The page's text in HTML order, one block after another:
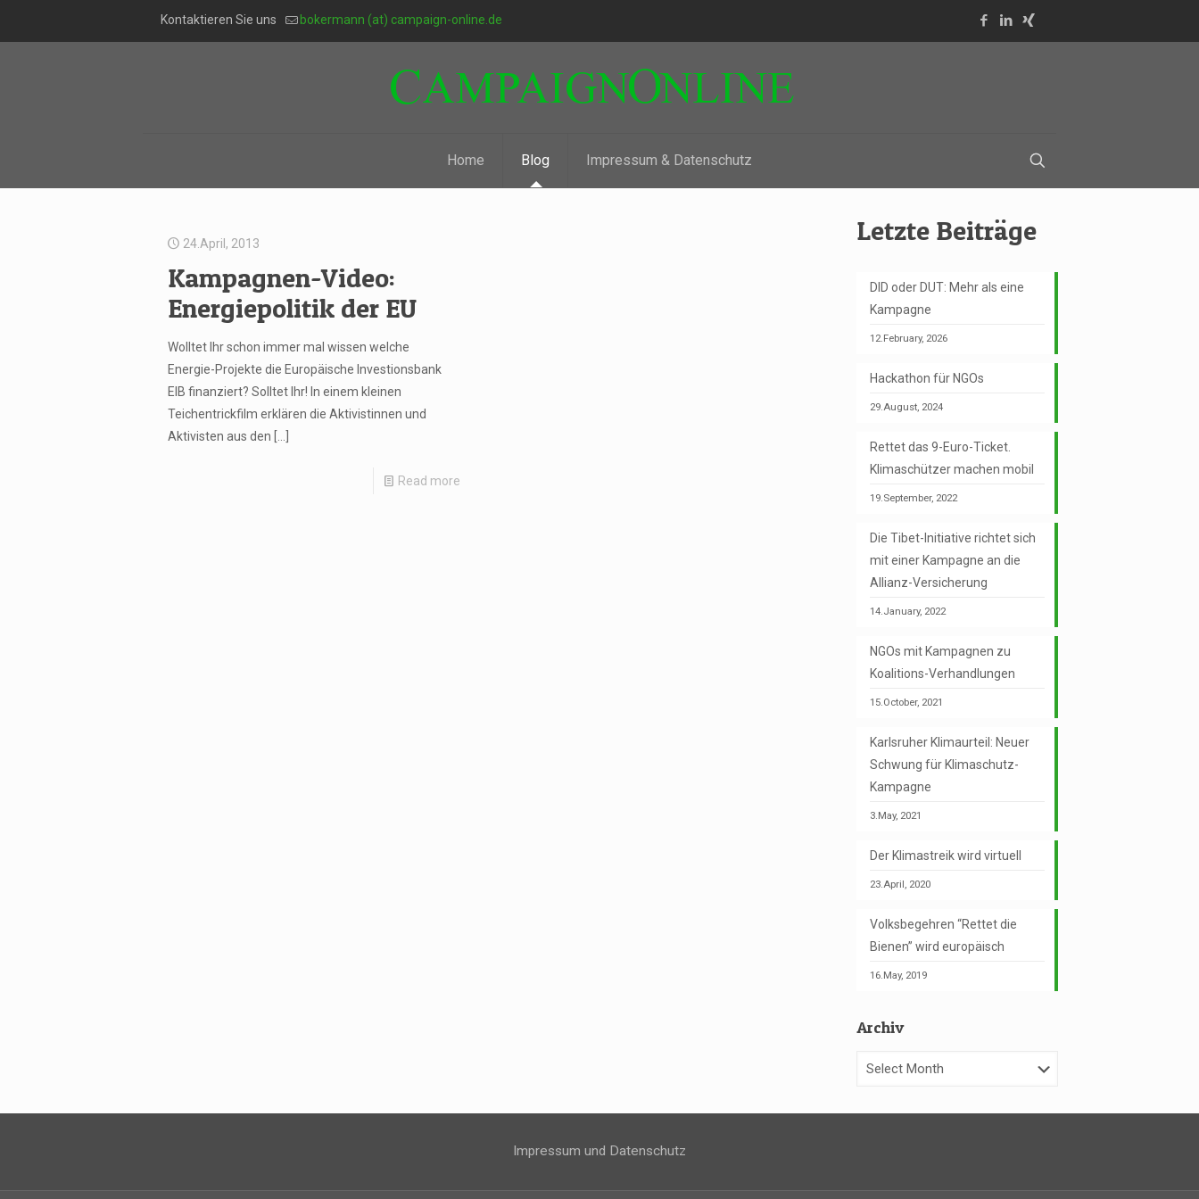
Kontaktieren Sie uns bokermann (at) campaign-online.de
Home Blog Impressum & Datenschutz
24.April, 2013
Kampagnen-Video:
Energiepolitik der EU
Wolltet Ihr schon immer mal wissen welche
Energie-Projekte die Europäische Investionsbank
EIB finanziert? Solltet Ihr! In einem kleinen
Teichentrickfilm erklären die Aktivistinnen und
Aktivisten aus den
Read more
Letzte Beiträge
DID oder DUT: Mehr als eine
Kampagne
12.February, 2026
Hackathon für NGOs
29.August, 2024
Rettet das 9-Euro-Ticket.
Klimaschützer machen mobil
19.September, 2022
Die Tibet-Initiative richtet sich
mit einer Kampagne an die
Allianz-Versicherung
14.January, 2022
NGOs mit Kampagnen zu
Koalitions-Verhandlungen
15.October, 2021
Karlsruher Klimaurteil: Neuer
Schwung für Klimaschutz-
Kampagne
3.May, 2021
Der Klimastreik wird virtuell
23.April, 2020
Volksbegehren “Rettet die
Bienen” wird europäisch
16.May, 2019
Archiv
Archiv
Impressum und Datenschutz